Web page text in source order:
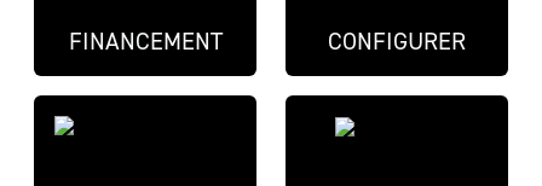
FINANCEMENT CONFIGURER